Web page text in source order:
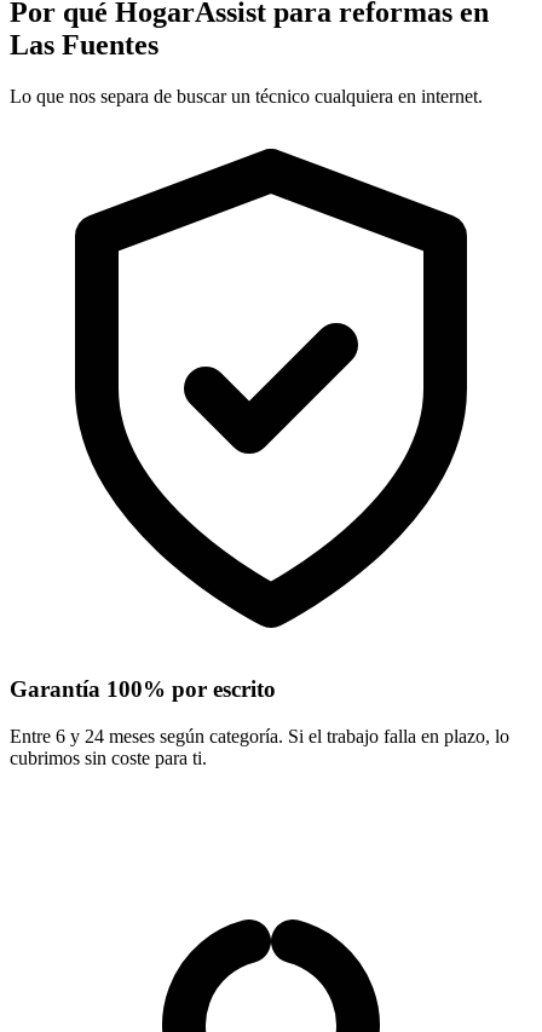
Por qué HogarAssist para reformas en
Las Fuentes
Lo que nos separa de buscar un técnico cualquiera en internet.
Garantía 100% por escrito
Entre 6 y 24 meses según categoría. Si el trabajo falla en plazo, lo
cubrimos sin coste para ti.